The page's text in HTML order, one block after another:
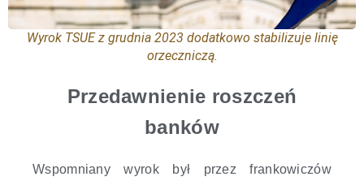
Wyrok TSUE z grudnia 2023 dodatkowo stabilizuje linię
orzeczniczą.
Przedawnienie roszczeń
banków
Wspomniany wyrok był przez frankowiczów